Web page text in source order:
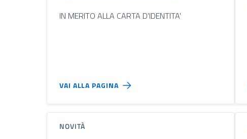
IN MERITO ALLA CARTA D'IDENTITA'
VAI ALLA PAGINA
NOVITÀ